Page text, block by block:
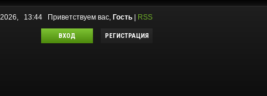
13:44 Приветствуем вас, Гость RSS
ВХОД РЕГИСТРАЦИЯ